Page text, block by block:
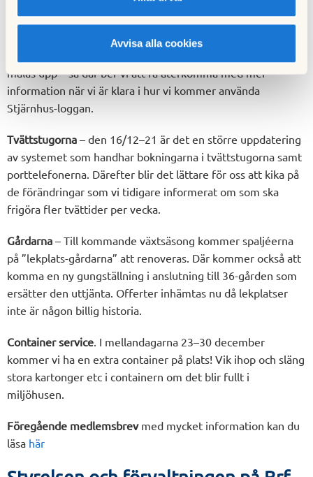
Avvisa alla cookies
använda loggan på både entréplan och på varje våningsplan.
I de mindre och smalare trapphusen så återfinns loggan
målas upp – så där ber vi att få återkomma med mer
information när vi är klara i hur vi kommer använda
Stjärnhus-loggan.
Tvättstugorna – den 16/12–21 är det en större uppdatering
av systemet som handhar bokningarna i tvättstugorna samt
porttelefonerna. Därefter blir det lättare för oss att kika på
de förändringar som vi tidigare informerat om som ska
frigöra fler tvättider per vecka.
Gårdarna – Till kommande växtsäsong kommer spaljéerna
på ”lekplats-gårdarna” att renoveras. Där kommer också att
komma en ny gungställning i anslutning till 36-gården som
ersätter den uttjänta. Offerter inhämtas nu då lekplatser
inte är någon billig historia.
Container service . I mellandagarna 23–30 december
kommer vi ha en extra container på plats! Vik ihop och släng
stora kartonger etc i containern om det blir fullt i
miljöhusen.
Föregående medlemsbrevmed mycket information kan du
läsa här